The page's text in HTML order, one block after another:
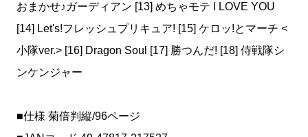
おまかせ♪ガーディアン [13] めちゃモテ I LOVE YOU
[14] Let's!フレッシュプリキュア! [15] ケロッ!とマーチ <
小隊ver.> [16] Dragon Soul [17] 勝つんだ! [18] 侍戦隊シ
ンケンジャー
■仕様 菊倍判縦/96ページ